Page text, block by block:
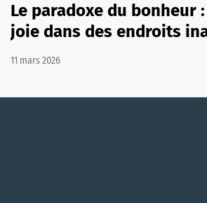
Le paradoxe du bonheur
joie dans des endroits
11 mars 2026